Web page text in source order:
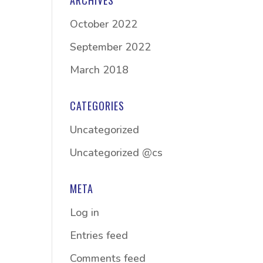
October 2022
September 2022
March 2018
CATEGORIES
Uncategorized
Uncategorized @cs
META
Log in
Entries feed
Comments feed